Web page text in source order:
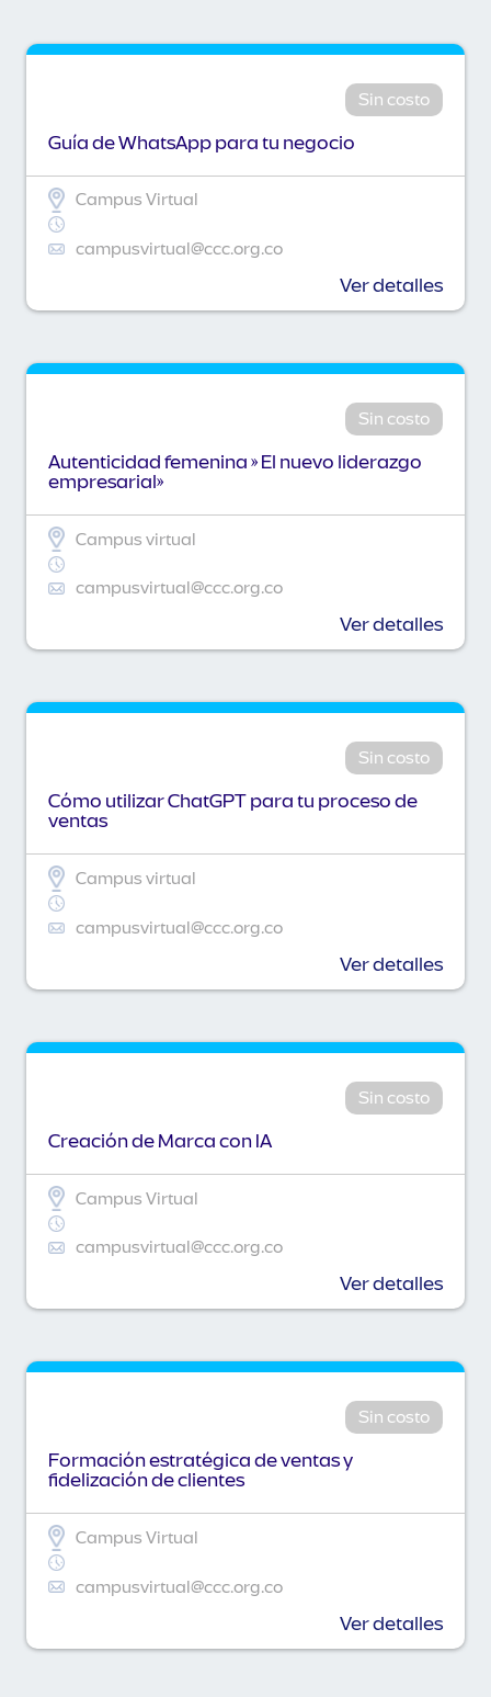
Sin costo
Guía de WhatsApp para tu negocio
Campus Virtual
campusvirtual@ccc.org.co
Ver detalles
Sin costo
Autenticidad femenina » El nuevo liderazgo
empresarial»
Campus virtual
campusvirtual@ccc.org.co
Ver detalles
Sin costo
Cómo utilizar ChatGPT para tu proceso de
ventas
Campus virtual
campusvirtual@ccc.org.co
Ver detalles
Sin costo
Creación de Marca con IA
Campus Virtual
campusvirtual@ccc.org.co
Ver detalles
Sin costo
Formación estratégica de ventas y
fidelización de clientes
Campus Virtual
campusvirtual@ccc.org.co
Ver detalles